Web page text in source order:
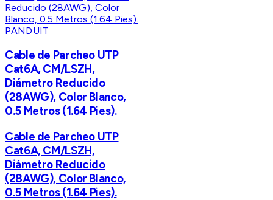
PANDUIT
Cable de Parcheo UTP
Cat6A, CM/LSZH,
Diámetro Reducido
(28AWG), Color Blanco,
0.5 Metros (1.64 Pies).
Cable de Parcheo UTP
Cat6A, CM/LSZH,
Diámetro Reducido
(28AWG), Color Blanco,
0.5 Metros (1.64 Pies).